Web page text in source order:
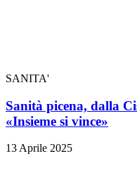
SANITA'
Sanità picena, dalla
«Insieme si vince»
13 Aprile 2025